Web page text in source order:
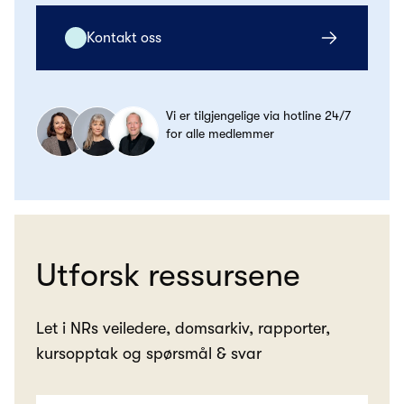
Kontakt oss
Vi er tilgjengelige via hotline 24/7
for alle medlemmer
Utforsk ressursene
Let i NRs veiledere, domsarkiv, rapporter,
kursopptak og spørsmål & svar